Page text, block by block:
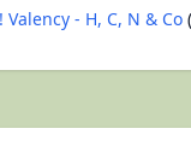
Valency - H, C, N & Co